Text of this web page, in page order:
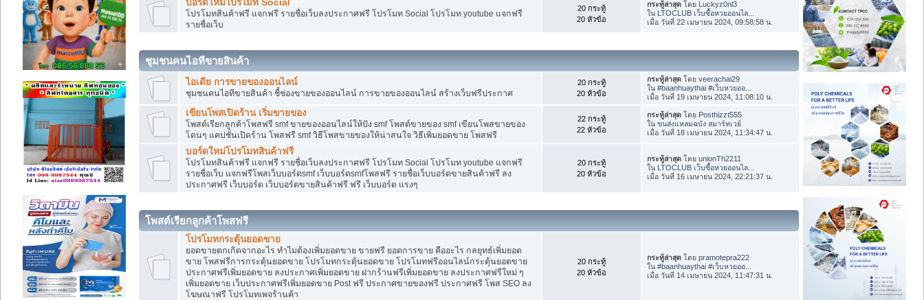
บอร์ดใหม่โปรโมท Social
โปรโมทสินค้าฟรี แจกฟรี รายชื่อเว็บลงประกาศฟรี โปรโมท Social โปรโมท youtube แจกฟรี
รายชื่อเว็บ
20 กระทู้
20 หัวข้อ
กระทู้ล่าสุด โดย Luckyz0nl3
ใน LTOCLUB เว็บซื้อหวยออนไล...
เมื่อ วันที่ 22 เมษายน 2024, 09:58:58 น.
ชุมชนคนไอทีขายสินค้า
ไอเดีย การขายของออนไลน์
ชุมชนคนไอทีขายสินค้า ชี้ช่องขายของออนไลน์ การขายของออนไลน์ สร้างเว็บฟรีประกาศ
20 กระทู้
20 หัวข้อ
กระทู้ล่าสุด โดยveerachai29
ใน#baanhuaythai #เว็บหวยออ...
เมื่อ วันที่ 19 เมษายน 2024, 11:08:10 น.
เขียนโพสเปิดร้าน เริ่มขายของ
โพสต์เรียกลูกค้าโพสฟรี smf ขายของออนไลน์ให้ปัง smf โพสต์ขายของ smf เขียนโพสขายของ
โดนๆ แคปชั่นเปิดร้าน โพสฟรี smf วิธีโพสขายของให้น่าสนใจ วิธีเพิ่มยอดขาย โพสฟรี
22 กระทู้
22 หัวข้อ
กระทู้ล่าสุด โดย Posthizzt555
ในขนส่งแหลมฉบัง สมาร์ทเวย์
เมื่อ วันที่ 18 เมษายน 2024, 11:34:47 น.
บอร์ดใหม่โปรโมทสินค้าฟรี
โปรโมทสินค้าฟรี แจกฟรี รายชื่อเว็บลงประกาศฟรี โปรโมท Social โปรโมท youtube แจกฟรี
รายชื่อเว็บ แจกฟรีโพสเว็บบอร์ดsmf เว็บบอร์ดsmfโพสฟรี รายชื่อเว็บบอร์ดขายสินค้าฟรี ลง
ประกาศฟรี เว็บบอร์ด เว็บบอร์ดขายสินค้าฟรี ฟรี เว็บบอร์ด แรงๆ
20 กระทู้
20 หัวข้อ
กระทู้ล่าสุด โดยunionTh2211
ใน LTOCLUB เว็บซื้อหวยออนไล...
เมื่อ วันที่ 16 เมษายน 2024, 22:21:37 น.
โพสต์เรียกลูกค้าโพสฟรี
โปรโมทกระตุ้นยอดขาย
ยอดขายตกเกิดจากอะไร ทำไมต้องเพิ่มยอดขาย ขายฟรี ยอดการขาย คืออะไร กลยุทธ์เพิ่มยอด
ขาย โพสฟรีการกระตุ้นยอดขาย โปรโมทกระตุ้นยอดขาย โปรโมทฟรีออนไลน์กระตุ้นยอดขาย
ประกาศฟรีเพิ่มยอดขาย ลงประกาศเพิ่มยอดขาย ฝากร้านฟรีเพิ่มยอดขาย ลงประกาศฟรีใหม่ ๆ
เพิ่มยอดขาย เว็บประกาศฟรีเพิ่มยอดขาย Post ฟรี ประกาศขายของฟรี ประกาศฟรี โพส SEO ลง
โฆษณาฟรี โปรโมทเพจร้านค้า
20 กระทู้
20 หัวข้อ
กระทู้ล่าสุด โดยpramotepra222
ใน#baanhuaythai #เว็บหวยออ...
เมื่อ วันที่ 14 เมษายน 2024, 11:47:31 น.